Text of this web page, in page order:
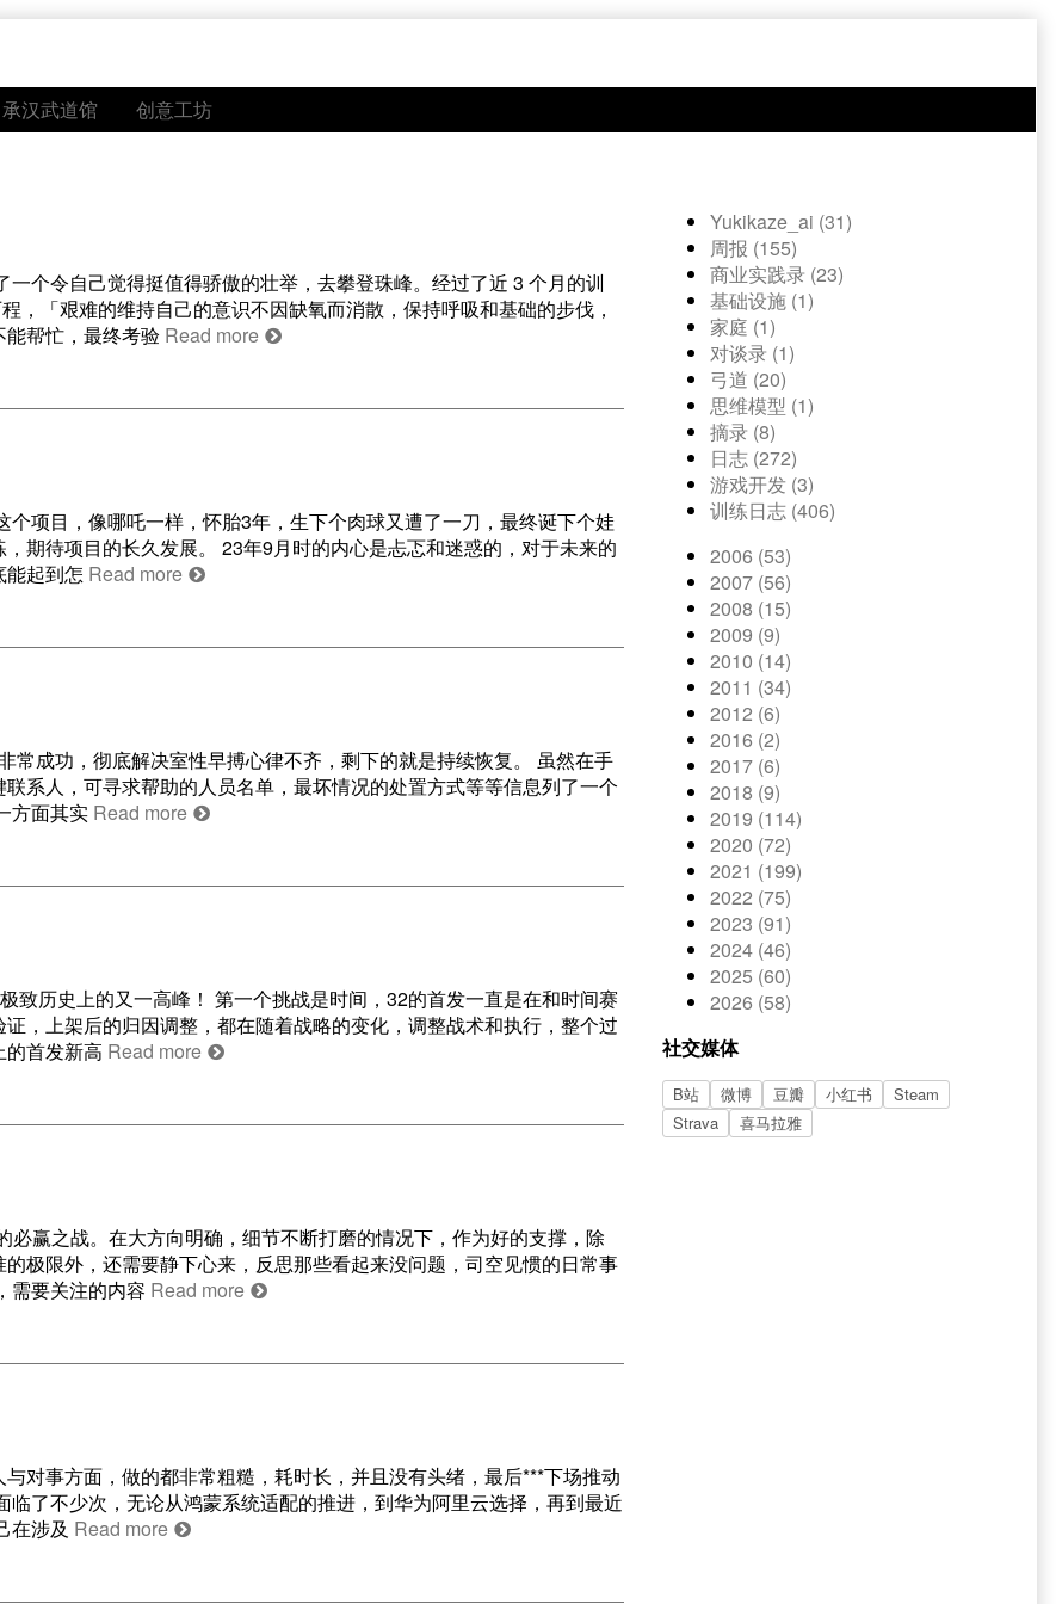
承汉武道馆 创意工坊
个令自己觉得挺值得骄傲的壮举，去攀登珠峰。经过了近 3 个月的训
，「艰难的维持自己的意识不因缺氧而消散，保持呼吸和基础的步伐，
帮忙，最终考验 Read more
项目，像哪吒一样，怀胎3年，生下个肉球又遭了一刀，最终诞下个娃
期待项目的长久发展。 23年9月时的内心是忐忑和迷惑的，对于未来的
起到怎 Read more
成功，彻底解决室性早搏心律不齐，剩下的就是持续恢复。 虽然在手
系人，可寻求帮助的人员名单，最坏情况的处置方式等等信息列了一个
方面其实 Read more
致历史上的又一高峰！ 第一个挑战是时间，32的首发一直是在和时间赛
，上架后的归因调整，都在随着战略的变化，调整战术和执行，整个过
首发新高 Read more
赢之战。在大方向明确，细节不断打磨的情况下，作为好的支撑，除
极限外，还需要静下心来，反思那些看起来没问题，司空见惯的日常事
需要关注的内容 Read more
对事方面，做的都非常粗糙，耗时长，并且没有头绪，最后***下场推动
了不少次，无论从鸿蒙系统适配的推进，到华为阿里云选择，再到最近
在涉及 Read more
Yukikaze_ai (31)
周报 (155)
商业实践录 (23)
基础设施 (1)
家庭 (1)
对谈录 (1)
弓道 (20)
思维模型 (1)
摘录 (8)
日志 (272)
游戏开发 (3)
训练日志 (406)
2006 (53)
2007 (56)
2008 (15)
2009 (9)
2010 (14)
2011 (34)
2012 (6)
2016 (2)
2017 (6)
2018 (9)
2019 (114)
2020 (72)
2021 (199)
2022 (75)
2023 (91)
2024 (46)
2025 (60)
2026 (58)
社交媒体
B站 微博 豆瓣 小红书
Steam
Strava
喜马拉雅